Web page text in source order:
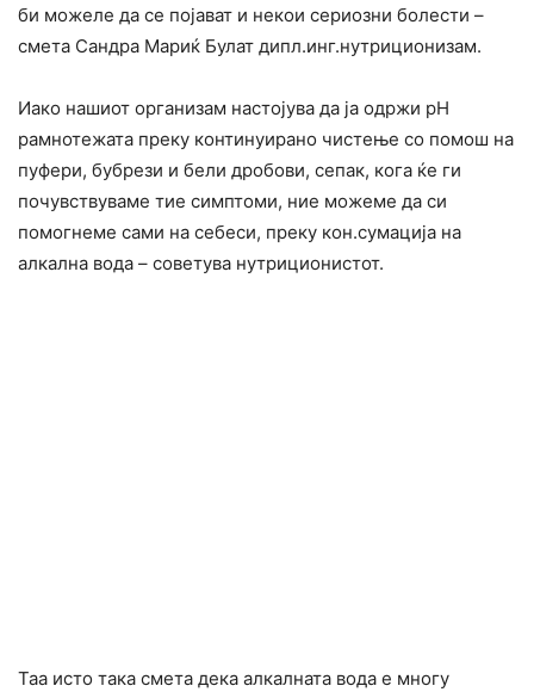
би можеле да се појават и некои сериозни болести –
смета Сандра Мариќ Булат дипл.инг.нутриционизам.
Иако нашиот организам настојува да ја одржи рН
рамнотежата преку континуирано чистење со помош на
пуфери, бубрези и бели дробови, сепак, кога ќе ги
почувствуваме тие симптоми, ние можеме да си
помогнеме сами на себеси, преку кон.сумација на
алкална вода – советува нутриционистот.
Таа исто така смета дека алкалната вода е многу